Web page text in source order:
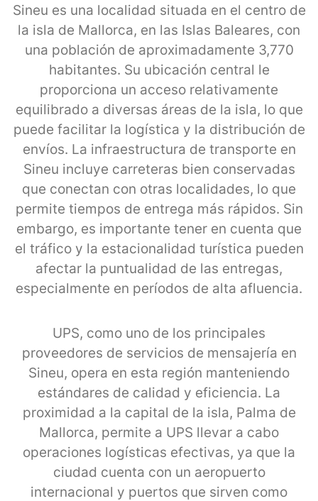
Sineu es una localidad situada en el centro de
la isla de Mallorca, en las Islas Baleares, con
una población de aproximadamente 3,770
habitantes. Su ubicación central le
proporciona un acceso relativamente
equilibrado a diversas áreas de la isla, lo que
puede facilitar la logística y la distribución de
envíos. La infraestructura de transporte en
Sineu incluye carreteras bien conservadas
que conectan con otras localidades, lo que
permite tiempos de entrega más rápidos. Sin
embargo, es importante tener en cuenta que
el tráfico y la estacionalidad turística pueden
afectar la puntualidad de las entregas,
especialmente en períodos de alta afluencia.
UPS, como uno de los principales
proveedores de servicios de mensajería en
Sineu, opera en esta región manteniendo
estándares de calidad y eficiencia. La
proximidad a la capital de la isla, Palma de
Mallorca, permite a UPS llevar a cabo
operaciones logísticas efectivas, ya que la
ciudad cuenta con un aeropuerto
internacional y puertos que sirven como